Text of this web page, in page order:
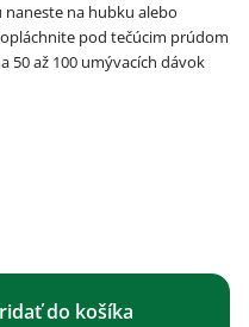
na hubku alebo
pod tečúcim prúdom
50 až 100 umývacích dávok
do košíka